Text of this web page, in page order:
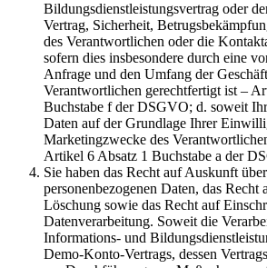
Bildungsdienstleistungsvertrag oder
Vertrag, Sicherheit,
des Verantwortlichen oder die
sofern dies insbesondere durch eine
Anfrage und den Umfang der
Verantwortlichen gerechtfertigt ist –
Buchstabe f der DSGVO; d. soweit
Daten auf der Grundlage Ihrer
Marketingzwecke des
Artikel 6 Absatz 1 Buchstabe a der
Sie haben das Recht auf Auskunft
personenbezogenen Daten, das Recht
Löschung sowie das Recht auf
Datenverarbeitung. Soweit die
Informations- und
Demo-Konto-Vertrags, dessen